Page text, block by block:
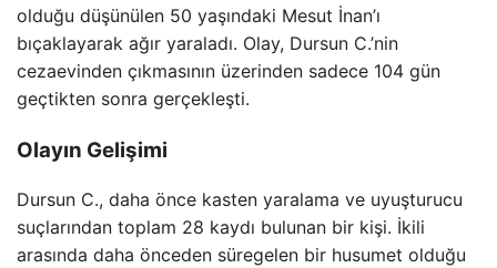
olduğu düşünülen 50 yaşındaki Mesut İnan’ı
bıçaklayarak ağır yaraladı. Olay, Dursun C.’nin
cezaevinden çıkmasının üzerinden sadece 104 gün
geçtikten sonra gerçekleşti.
Olayın Gelişimi
Dursun C., daha önce kasten yaralama ve uyuşturucu
suçlarından toplam 28 kaydı bulunan bir kişi. İkili
arasında daha önceden süregelen bir husumet olduğu